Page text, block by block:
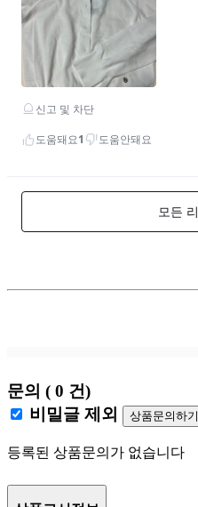
문의 ( 0 건)
비밀글 제외
상품문의하기
등록된 상품문의가 없습니다